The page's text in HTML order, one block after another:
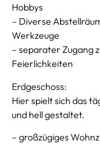
Hobbys
– Diverse
Werkzeuge
– separater Zugang
Feierlichkeiten
Erdgeschoss:
Hier spielt sich das
und hell gestaltet.
– großzügiges